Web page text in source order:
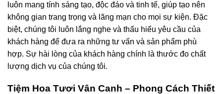
luôn mang tính sáng tạo, độc đáo và tinh tế, giúp tạo nên
không gian trang trọng và lãng mạn cho mọi sự kiện. Đặc
biệt, chúng tôi luôn lắng nghe và thấu hiểu yêu cầu của
khách hàng để đưa ra những tư vấn và sản phẩm phù
hợp. Sự hài lòng của khách hàng chính là thước đo chất
lượng dịch vụ của chúng tôi.
Tiệm Hoa Tươi Vân Canh – Phong Cách Thiết